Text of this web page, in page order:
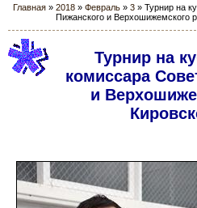
Главная » 2018 » Февраль » 3 » Турнир на
Пижанского и Верхошижемского
Турнир на
комиссара
и